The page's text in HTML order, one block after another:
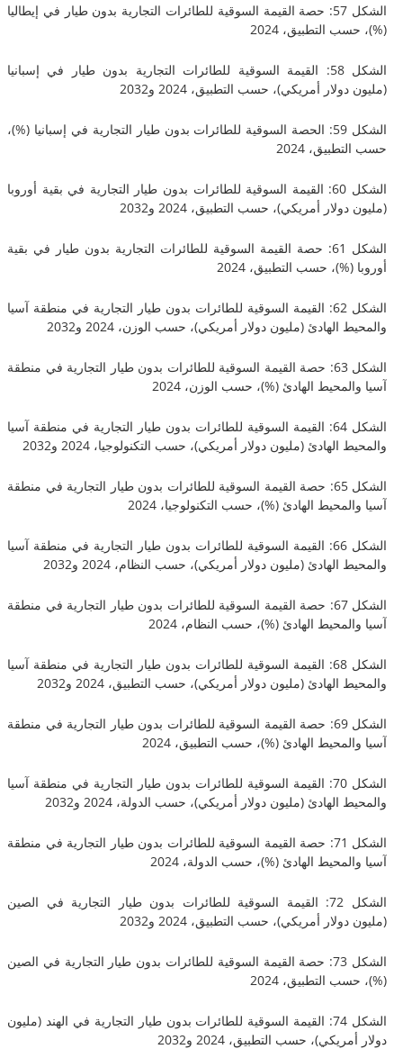
الشكل 57: حصة القيمة السوقية للطائرات التجارية بدون طيار في إيطاليا
التطبيق، 2024
الشكل 58: القيمة السوقية للطائرات التجارية بدون طيار في إسبانيا
أمريكي)، حسب التطبيق، 2024 و2032
الشكل 59: الحصة السوقية للطائرات بدون طيار التجارية في إسبانيا (%)،
2024
الشكل 60: القيمة السوقية للطائرات بدون طيار التجارية في بقية أوروبا
أمريكي)، حسب التطبيق، 2024 و2032
الشكل 61: حصة القيمة السوقية للطائرات التجارية بدون طيار في بقية
حسب التطبيق، 2024
الشكل 62: القيمة السوقية للطائرات بدون طيار التجارية في منطقة آسيا
(مليون دولار أمريكي)، حسب الوزن، 2024 و2032
الشكل 63: حصة القيمة السوقية للطائرات بدون طيار التجارية في منطقة
الهادئ (%)، حسب الوزن، 2024
الشكل 64: القيمة السوقية للطائرات بدون طيار التجارية في منطقة آسيا
(مليون دولار أمريكي)، حسب التكنولوجيا، 2024 و2032
الشكل 65: حصة القيمة السوقية للطائرات بدون طيار التجارية في منطقة
الهادئ (%)، حسب التكنولوجيا، 2024
الشكل 66: القيمة السوقية للطائرات بدون طيار التجارية في منطقة آسيا
(مليون دولار أمريكي)، حسب النظام، 2024 و2032
الشكل 67: حصة القيمة السوقية للطائرات بدون طيار التجارية في منطقة
الهادئ (%)، حسب النظام، 2024
الشكل 68: القيمة السوقية للطائرات بدون طيار التجارية في منطقة آسيا
(مليون دولار أمريكي)، حسب التطبيق، 2024 و2032
الشكل 69: حصة القيمة السوقية للطائرات بدون طيار التجارية في منطقة
الهادئ (%)، حسب التطبيق، 2024
الشكل 70: القيمة السوقية للطائرات بدون طيار التجارية في منطقة آسيا
(مليون دولار أمريكي)، حسب الدولة، 2024 و2032
الشكل 71: حصة القيمة السوقية للطائرات بدون طيار التجارية في منطقة
الهادئ (%)، حسب الدولة، 2024
الشكل 72: القيمة السوقية للطائرات بدون طيار التجارية في الصين
أمريكي)، حسب التطبيق، 2024 و2032
الشكل 73: حصة القيمة السوقية للطائرات بدون طيار التجارية في الصين
التطبيق، 2024
الشكل 74: القيمة السوقية للطائرات بدون طيار التجارية في الهند (مليون
حسب التطبيق، 2024 و2032